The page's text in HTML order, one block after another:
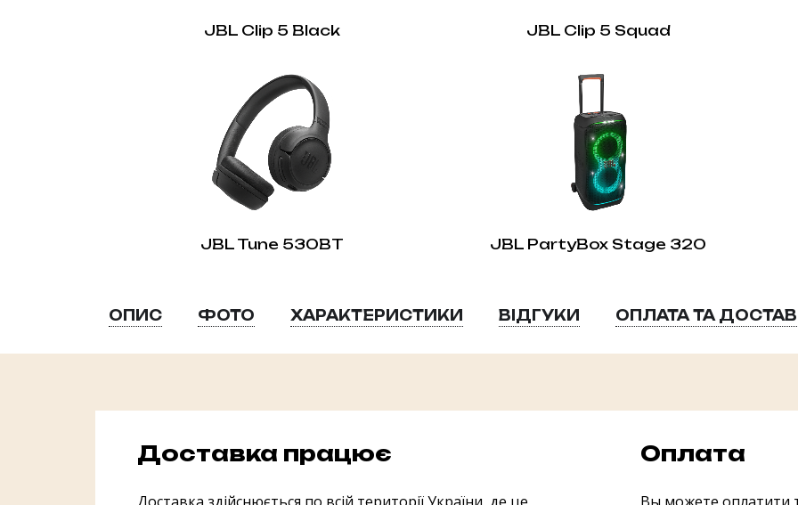
JBL Clip 5 Black JBL Clip 5 Squad
JBL Tune 530BT JBL PartyBox Stage 320
ОПИС ФОТО ХАРАКТЕРИСТИКИ ВІДГУКИ ОПЛАТА ТА
Доставка працює Оплата